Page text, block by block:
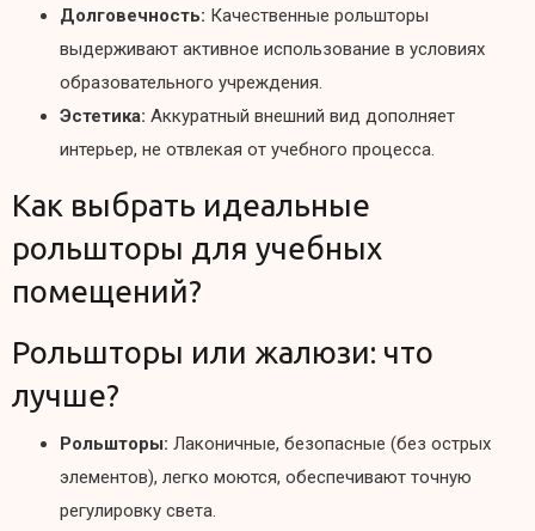
Долговечность: Качественные рольшторы
выдерживают активное использование в условиях
образовательного учреждения.
Эстетика: Аккуратный внешний вид дополняет
интерьер, не отвлекая от учебного процесса.
Как выбрать идеальные
рольшторы для учебных
помещений?
Рольшторы или жалюзи: что
лучше?
Рольшторы: Лаконичные, безопасные (без острых
элементов), легко моются, обеспечивают точную
регулировку света.